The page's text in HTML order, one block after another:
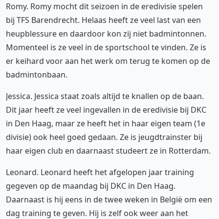
Romy. Romy mocht dit seizoen in de eredivisie spelen
bij TFS Barendrecht. Helaas heeft ze veel last van een
heupblessure en daardoor kon zij niet badmintonnen.
Momenteel is ze veel in de sportschool te vinden. Ze is
er keihard voor aan het werk om terug te komen op de
badmintonbaan.
Jessica. Jessica staat zoals altijd te knallen op de baan.
Dit jaar heeft ze veel ingevallen in de eredivisie bij DKC
in Den Haag, maar ze heeft het in haar eigen team (1e
divisie) ook heel goed gedaan. Ze is jeugdtrainster bij
haar eigen club en daarnaast studeert ze in Rotterdam.
Leonard. Leonard heeft het afgelopen jaar training
gegeven op de maandag bij DKC in Den Haag.
Daarnaast is hij eens in de twee weken in België om een
dag training te geven. Hij is zelf ook weer aan het